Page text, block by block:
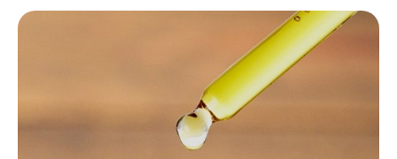
acides gras. Pour cette raison, les graines sont utilisées
dans la production d’huile de graine de chanvre, lait
de chanvre, produits de soins corporels et produits
industriels tels que les peintures. Les racines du
chanvre sont utilisées comme compost naturel et
peuvent être utilisées pour la phytoremédiation.